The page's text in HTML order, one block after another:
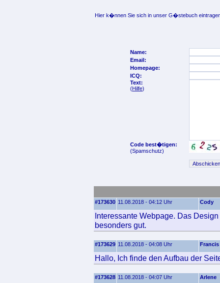
Hier k�nnen Sie sich in unser G�stebuch
Name:
Email:
Homepage:
ICQ:
Text:
(Hilfe)
Code best�tigen:
(Spamschutz)
#173630 11.08.2018 - 04:12 Uhr Cody
Interessante Webpage. Das
besonders gut.
#173629 11.08.2018 - 04:08 Uhr Francis
Hallo, Ich finde den Aufbau der
#173628 11.08.2018 - 04:07 Uhr Arlene